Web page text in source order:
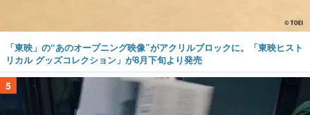
「東映」の“あのオープニング映像”がアクリルブロックに。「東映ヒスト
リカル グッズコレクション」が8月下旬より発売
5